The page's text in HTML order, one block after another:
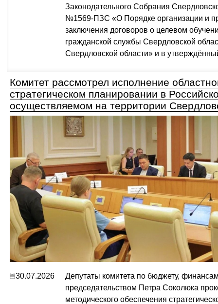
Законодательного Собрания
№1569-ПЗС «О Порядке организации и
заключения договоров о целевом
гражданской службы Свердловской
Свердловской области» и в
Комитет рассмотрел исполнение
стратегическом планировании в
осуществляемом на территории
30.07.2026
Депутаты комитета по бюджету,
председательством Петра Соколюка
методического обеспечения